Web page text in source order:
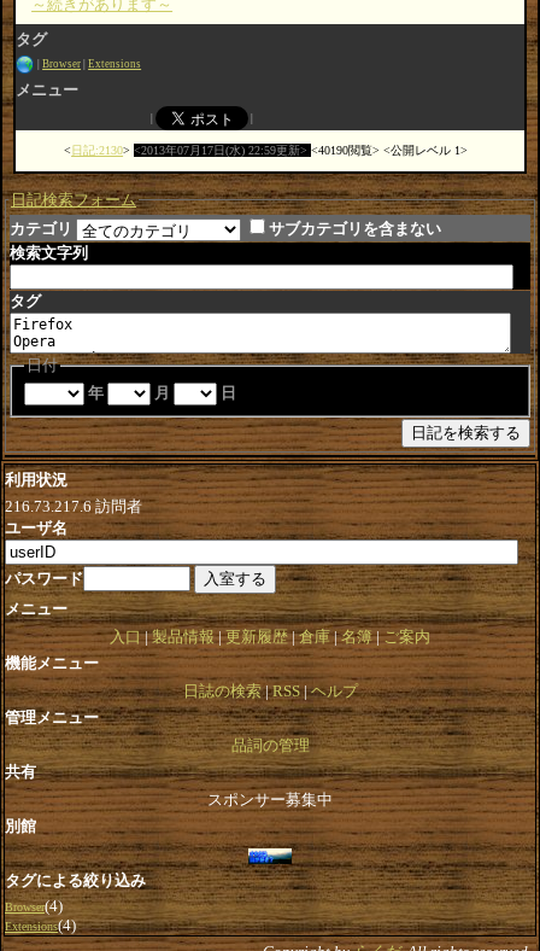
～続きがあります～
タグ
Browser Extensions
メニュー
日記:2130 2013年07月17日(水) 22:59更新 40190閲覧 公開レベル 1
日記検索フォーム
カテゴリ
サブカテゴリを含まない
検索文字列
タグ
日付
年
月 日
利用状況
216.73.217.6訪問者
ユーザ名
パスワード
メニュー
入口 製品情報 更新履歴 倉庫 名簿 ご案内
機能メニュー
日誌の検索 RSS ヘルプ
管理メニュー
品詞の管理
共有
スポンサー募集中
別館
タグによる絞り込み
Browser(4)
Extensions(4)